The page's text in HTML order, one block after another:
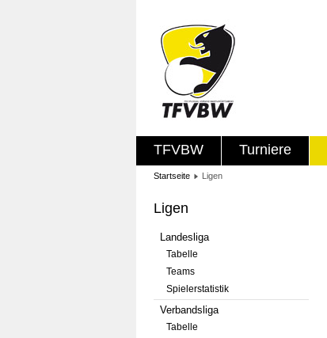
TFVBW Turniere
Startseite Ligen
Ligen
Landesliga
Tabelle
Teams
Spielerstatistik
Verbandsliga
Tabelle